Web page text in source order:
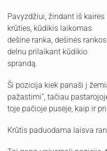
Pavyzdžiui, žindant iš kairės
krūties, kūdikis laikomas
dešine ranka, dešinės rankos
delnu prilaikant kūdikio
sprandą.
Ši pozicija kiek panaši į
pažastimi”, tačiau
toje pačioje pusėje, kaip ir
Krūtis paduodama laisva